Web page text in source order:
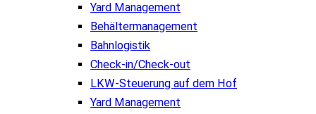
Yard Management
Behältermanagement
Bahnlogistik
Check-in/Check-out
LKW-Steuerung auf dem Hof
Yard Management